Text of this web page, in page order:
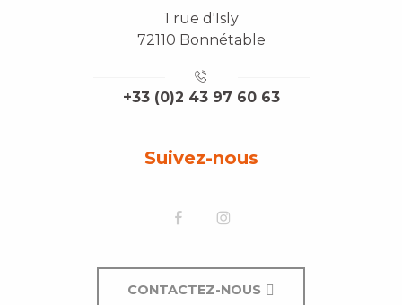
1 rue d'Isly
72110 Bonnétable
+33 (0)2 43 97 60 63
Suivez-nous
CONTACTEZ-NOUS